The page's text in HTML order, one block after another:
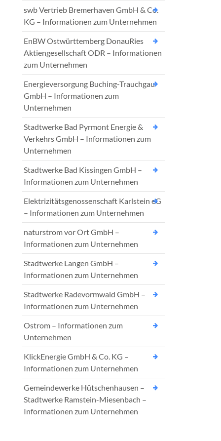
swb Vertrieb Bremerhaven GmbH & Co.
KG – Informationen zum Unternehmen
EnBW Ostwürttemberg DonauRies
Aktiengesellschaft ODR – Informationen
zum Unternehmen
Energieversorgung Buching-Trauchgau
GmbH – Informationen zum
Unternehmen
Stadtwerke Bad Pyrmont Energie &
Verkehrs GmbH – Informationen zum
Unternehmen
Stadtwerke Bad Kissingen GmbH –
Informationen zum Unternehmen
Elektrizitätsgenossenschaft Karlstein eG
– Informationen zum Unternehmen
naturstrom vor Ort GmbH –
Informationen zum Unternehmen
Stadtwerke Langen GmbH –
Informationen zum Unternehmen
Stadtwerke Radevormwald GmbH –
Informationen zum Unternehmen
Ostrom – Informationen zum
Unternehmen
KlickEnergie GmbH & Co. KG –
Informationen zum Unternehmen
Gemeindewerke Hütschenhausen –
Stadtwerke Ramstein-Miesenbach –
Informationen zum Unternehmen